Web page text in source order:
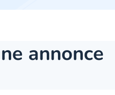
annonce